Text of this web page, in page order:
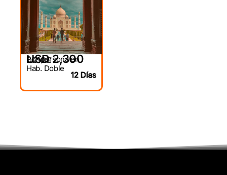
DESDE
USD 2,300
Por persona en
Hab. Doble
12 Días